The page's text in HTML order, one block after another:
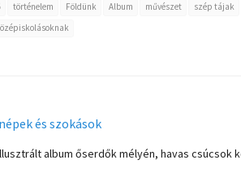
történelem Földünk Album művészet szép tájak
és szokások
album őserdők mélyén, havas csúcsok